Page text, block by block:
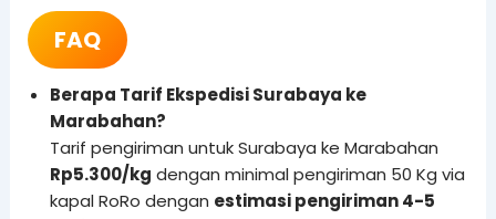
FAQ
Berapa Tarif Ekspedisi Surabaya ke
Marabahan?
Tarif pengiriman untuk Surabaya ke Marabahan
Rp5.300/kg dengan minimal pengiriman 50 Kg via
kapal RoRo dengan estimasi pengiriman 4-5